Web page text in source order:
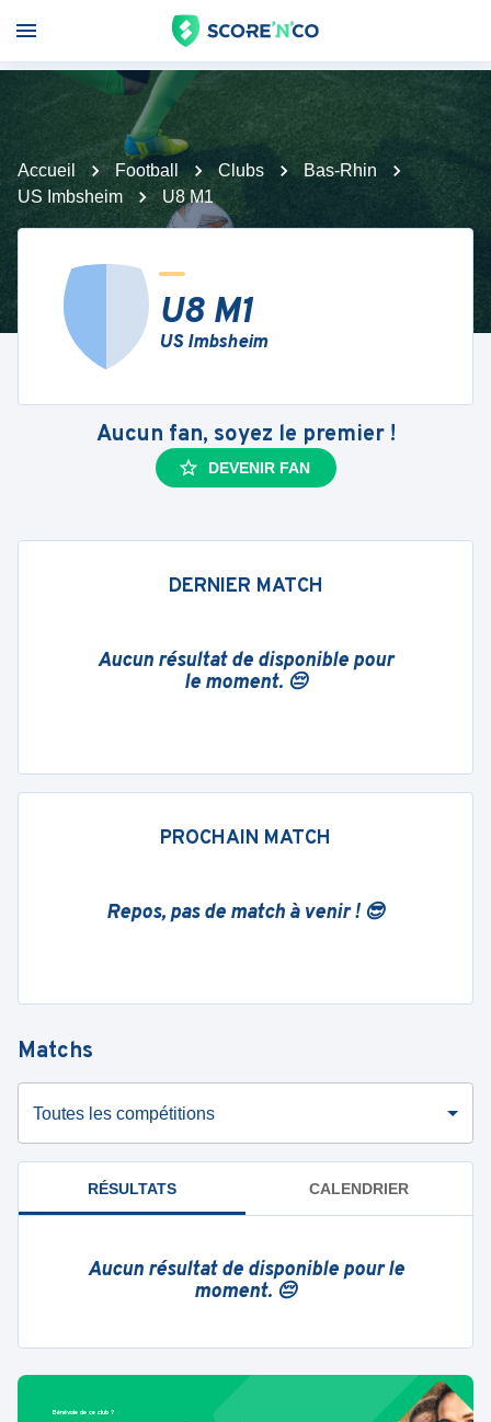
Accueil Football Clubs
Bas-Rhin
US Imbsheim
U8 M1
U8 M1
US Imbsheim
Aucun fan, soyez le premier !
DEVENIR FAN
DERNIER MATCH
Aucun résultat de disponible pour
le moment. 😔
PROCHAIN MATCH
Repos, pas de match à venir ! 😎
Matchs
Toutes les compétitions
RÉSULTATS CALENDRIER
Aucun résultat de disponible pour le
moment. 😔
Bénévole de ce club ?